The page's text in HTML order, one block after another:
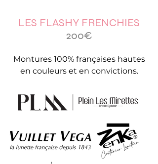
LES FLASHY FRENCHIES
200€
Montures 100% françaises hautes
en couleurs et en convictions.